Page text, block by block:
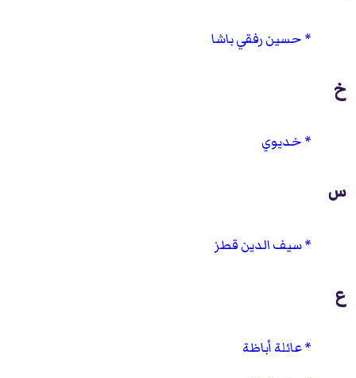
حسين رفقي باشا
خ
خديوي
س
سيف الدين قطز
ع
عائلة أباظة